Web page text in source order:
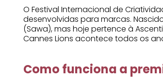
O Festival Internacional de
desenvolvidas para marcas.
(Sawa), mas hoje pertence à
Cannes Lions acontece todos os
Como funciona a